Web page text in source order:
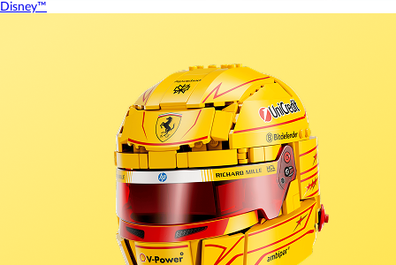
Disney™